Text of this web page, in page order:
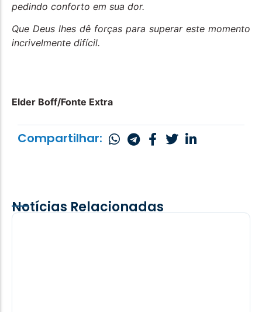
pedindo conforto em sua dor.
Que Deus lhes dê forças para superar este momento
incrivelmente difícil.
Elder Boff/Fonte Extra
Compartilhar:
Notícias Relacionadas